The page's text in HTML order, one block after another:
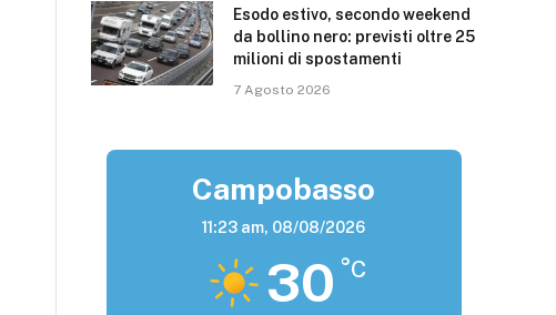
Esodo estivo, secondo weekend
da bollino nero: previsti oltre 25
milioni di spostamenti
7 Agosto 2026
Campobasso
11:23 am, 08/08/2026
30 °C